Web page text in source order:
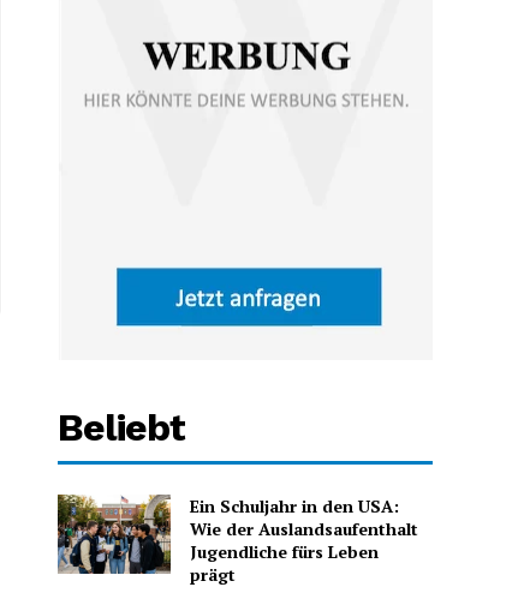
Beliebt
Ein Schuljahr in den USA:
Wie der Auslandsaufenthalt
Jugendliche fürs Leben
prägt